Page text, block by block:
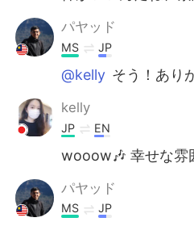
パヤッド
MS JP
@kelly そう！あり
kelly
JP EN
wooow🎶 幸せな雰
パヤッド
MS JP